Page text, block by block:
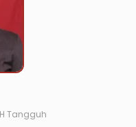
Tangguh